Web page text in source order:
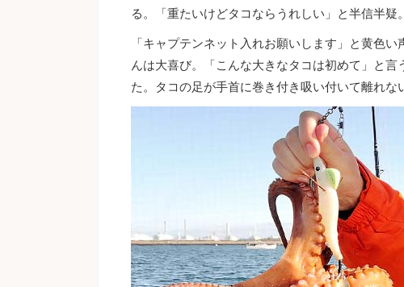
る。「重たいけどタコならうれしい」と半信半疑
「キャプテンネット入れお願いします」と黄色
んは大喜び。「こんな大きなタコは初めて」と
た。タコの足が手首に巻き付き吸い付いて離れな